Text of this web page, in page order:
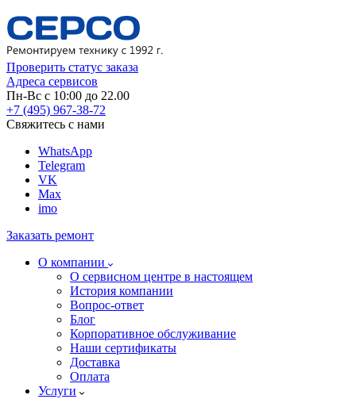
Проверить статус заказа
Адреса сервисов
Пн-Вс с 10:00 до 22.00
+7 (495) 967-38-72
Свяжитесь с нами
WhatsApp
Telegram
VK
Max
imo
Заказать ремонт
О компании
О сервисном центре в настоящем
История компании
Вопрос-ответ
Блог
Корпоративное обслуживание
Наши сертификаты
Доставка
Оплата
Услуги